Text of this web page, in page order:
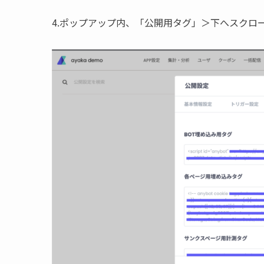
4.ポップアップ内、「公開用タグ」＞下へスクロ